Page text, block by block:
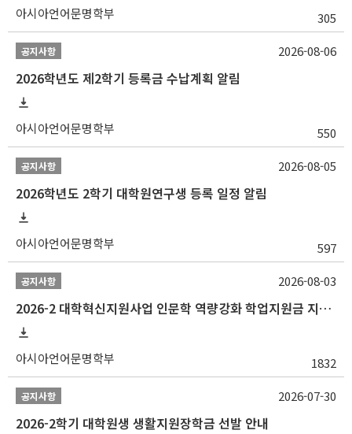
아시아언어문명학부 305
공지사항
2026학년도 제2학기 등록금 수납계획 알림
아시아언어문명학부 550
2026-08-06
공지사항
2026학년도 2학기 대학원연구생 등록 일정 알림
아시아언어문명학부 597
2026-08-05
공지사항
2026-2 대학혁신지원사업 인문학 역량강화 학업지원금 지원 선발 안내 (학/석/박사)
아시아언어문명학부 1832
2026-08-03
공지사항
2026-2학기 대학원생 생활지원장학금 선발 안내
2026-07-30